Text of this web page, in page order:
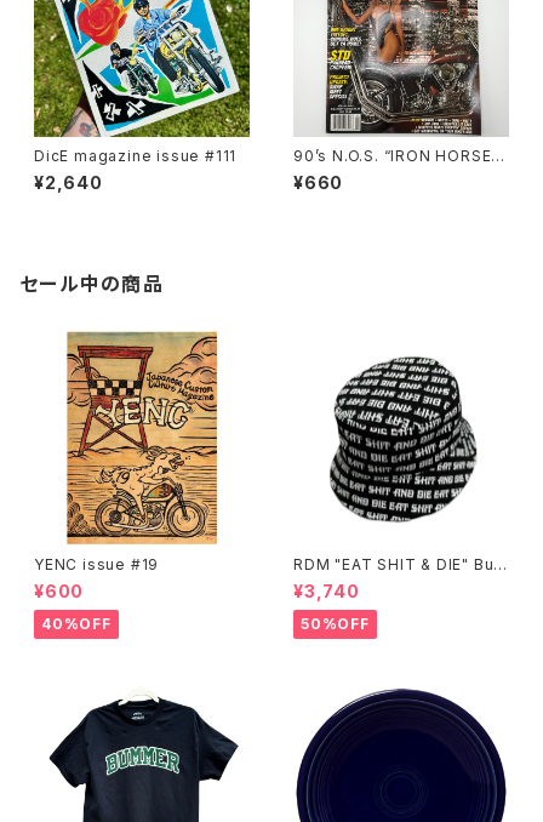
DicE magazine issue #111
¥2,640
90’s N.O.S. “IRON HORSE”
magazine #150(Apr.’93 iss
ue)
¥660
セール中の商品
YENC issue #19
¥600
40%OFF
RDM "EAT SHIT & DIE" Buc
ket Hat
¥3,740
50%OFF